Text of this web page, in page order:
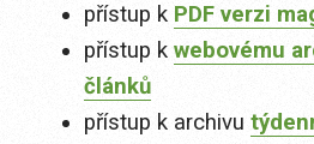
přístup k PDF verzi
přístup k webovému
článků
přístup k archivu